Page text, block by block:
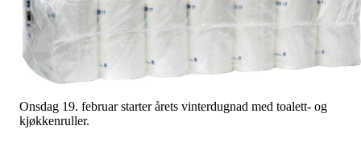
Onsdag 19. februar starter årets vinterdugnad med toalett- og
kjøkkenruller.